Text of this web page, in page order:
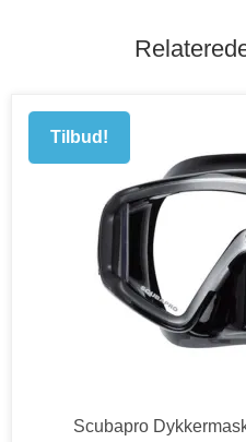
Tilbud!
Scubapro